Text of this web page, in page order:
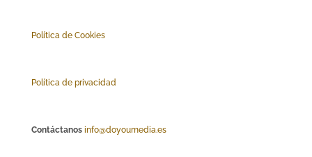
Política de Cookies
Política de privacidad
Contáctanos info@doyoumedia.es